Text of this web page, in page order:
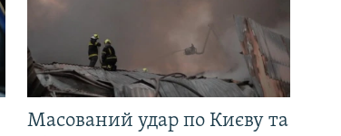
Масований удар по Києву та